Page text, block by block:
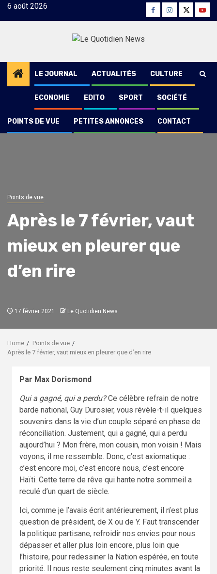
Skip6 août 2026 Facebook
Instagram
Twitter
LE JOURNAL ACTUALITÉS CULTURE
ECONOMIE EDITO SPORT SOCIÉTÉ
POINTS DE VUE PETITES ANNONCES CONTACT
Points de vue
Après le 7 février, vaut
mieux en pleurer que
d’en rire
17 février 2021 Le Quotidien News
Home
Points de vue
Après le 7 février, vaut mieux en pleurer que d’en rire
Par Max Dorismond
Qui a gagné, qui a perdu?Ce célèbre refrain de notre
barde national, Guy Durosier, vous révèle-t-il quelques
souvenirs dans la vie d’un couple séparé en phase de
réconciliation. Justement, qui a gagné, qui a perdu
aujourd’hui ? Mon frère, mon cousin, mon voisin ! Mais
voyons, il me ressemble. Donc, c’est axiomatique :
c’est encore moi, c’est encore nous, c’est encore
Haïti. Cette terre de rêve qui hante notre sommeil a
reculé d’un quart de siècle.
Ici, comme je l’avais écrit antérieurement, il n’est plus
question de président, de X ou de Y. Faut transcender
la politique partisane, refroidir nos envies pour nous
dépasser et aller plus loin encore, plus loin que
l’histoire, pour redessiner la Nation espérée, en toute
priorité. Il nous reste seulement cinq minutes avant la